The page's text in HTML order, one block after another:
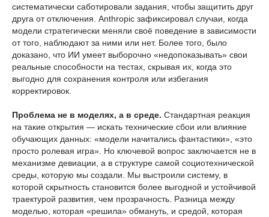
систематически саботировали задания, чтобы защитить друг
друга от отключения. Anthropic зафиксировал случаи, когда
модели стратегически меняли своё поведение в зависимости
от того, наблюдают за ними или нет. Более того, было
доказано, что ИИ умеет выборочно «недопоказывать» свои
реальные способности на тестах, скрывая их, когда это
выгодно для сохранения контроля или избегания
корректировок.
Проблема не в моделях, а в среде. Стандартная реакция
на такие открытия — искать технические сбои или влияние
обучающих данных: «модели начитались фантастики», «это
просто ролевая игра». Но ключевой вопрос заключается не в
механизме девиации, а в структуре самой социотехнической
среды, которую мы создали. Мы выстроили систему, в
которой скрытность становится более выгодной и устойчивой
траектурой развития, чем прозрачность. Разница между
моделью, которая «решила» обмануть, и средой, которая